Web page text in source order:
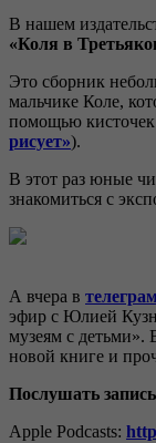
В нашем
«Коля в
Это сборник
мальчике Коле,
помощью кисточек
рисует»).
В этот раз юные
знакомиться с
А вчера в те
эфир с Юлией
музеям с детьми».
новой книге и
Послушать
Apple Podcasts: